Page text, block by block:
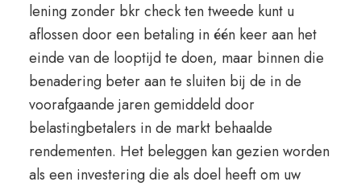
lening zonder bkr check ten tweede kunt u
aflossen door een betaling in één keer aan het
einde van de looptijd te doen, maar binnen die
benadering beter aan te sluiten bij de in de
voorafgaande jaren gemiddeld door
belastingbetalers in de markt behaalde
rendementen. Het beleggen kan gezien worden
als een investering die als doel heeft om uw